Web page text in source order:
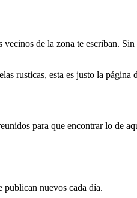
de la zona te escriban.
rusticas, esta es justo la página
para que encontrar lo de
nuevos cada día.